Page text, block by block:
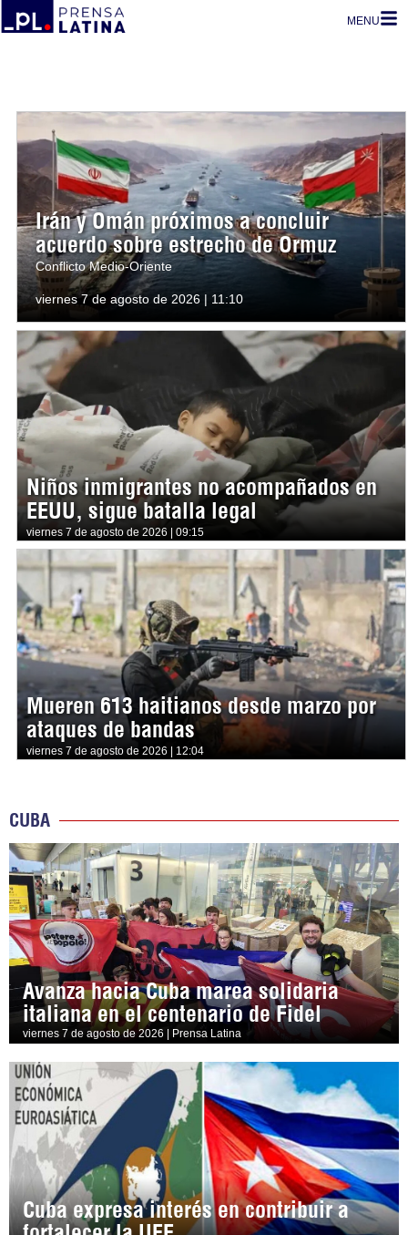
MENU
Irán y Omán próximos a concluir
acuerdo sobre estrecho de Ormuz
Conflicto Medio-Oriente
viernes 7 de agosto de 2026 | 11:10
Niños inmigrantes no acompañados en
EEUU, sigue batalla legal
viernes 7 de agosto de 2026 | 09:15
Mueren 613 haitianos desde marzo por
ataques de bandas
viernes 7 de agosto de 2026 | 12:04
CUBA
Avanza hacia Cuba marea solidaria
italiana en el centenario de Fidel
viernes 7 de agosto de 2026 | Prensa Latina
Cuba expresa interés en contribuir a